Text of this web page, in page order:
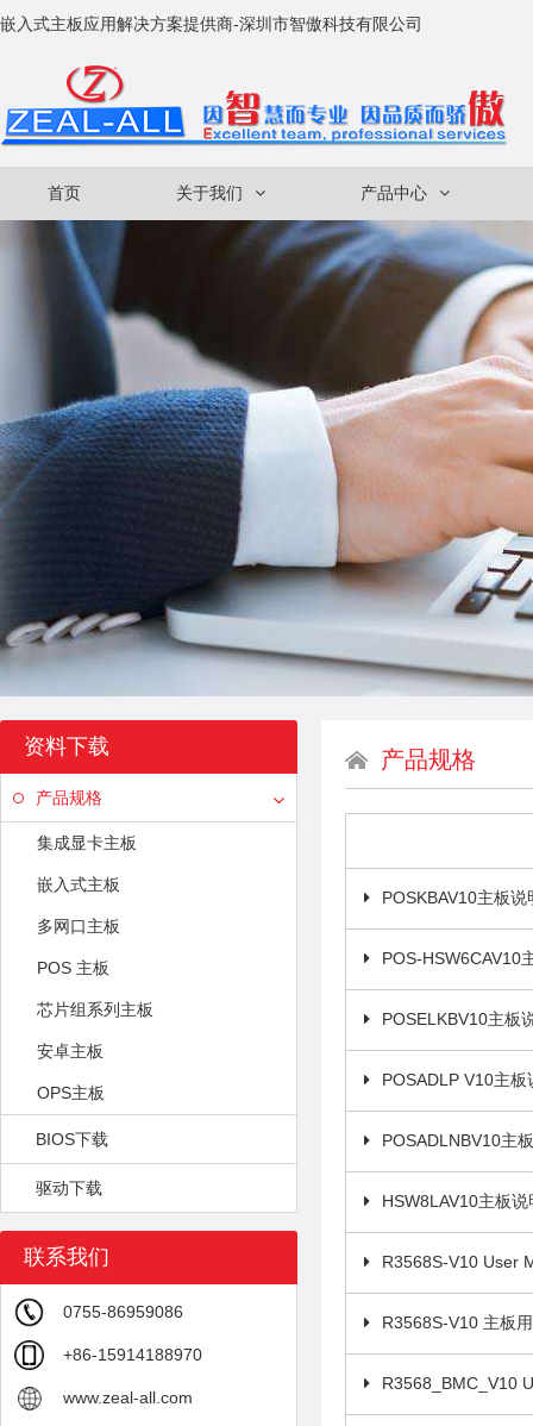
嵌入式主板应用解决方案提供商-深圳市智傲科技有限公司
首页 关于我们 产品中心
资料下载
产品规格
集成显卡主板
嵌入式主板
多网口主板
POS 主板
芯片组系列主板
安卓主板
OPS主板
BIOS下载
驱动下载
联系我们
0755-86959086
+86-15914188970
www.zeal-all.com
产品规格
POSKBAV10主板说
POS-HSW6CAV10
POSELKBV10主板
POSADLP V10主板
POSADLNBV10主
HSW8LAV10主板说
R3568S-V10 User
R3568S-V10 主板
R3568_BMC_V10